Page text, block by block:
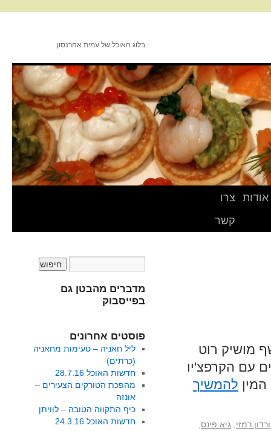
בלוג האוכל של עמית אהרנסון
אודות
צרו
קשר
מושיק רוט
עם הקרפצ'יו
להמשיך
רמזי גיא פינס
מדברים מהבטן גם
בפייסבוק
פוסטים אחרונים
ליל חאניה – טעימות מחאניה
(כרתים)
חדשות האוכל 28.7.16
מהפכת הטורקים הצעירים –
אונזה
כיף התקווה הטובה – לוויתן
חדשות האוכל 24.3.16